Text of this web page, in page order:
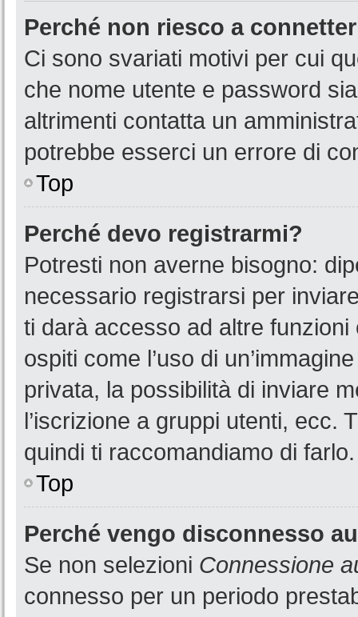
Perché non riesco a
Ci sono svariati motivi per cui
che nome utente e password
altrimenti contatta un
potrebbe esserci un errore di
Top
Perché devo registrarmi?
Potresti non averne bisogno:
necessario registrarsi per
ti darà accesso ad altre
ospiti come l’uso di
privata, la possibilità di inviare
l’iscrizione a gruppi utenti, ecc.
quindi ti raccomandiamo di farlo.
Top
Perché vengo disconnesso
Se non selezioni Connessione
connesso per un periodo